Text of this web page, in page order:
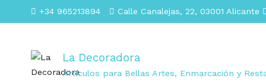
+34 965213894 Calle Canalejas, 22, 03001 Alicante
La Decoradora
Artículos para Bellas Artes, Enmarcación y